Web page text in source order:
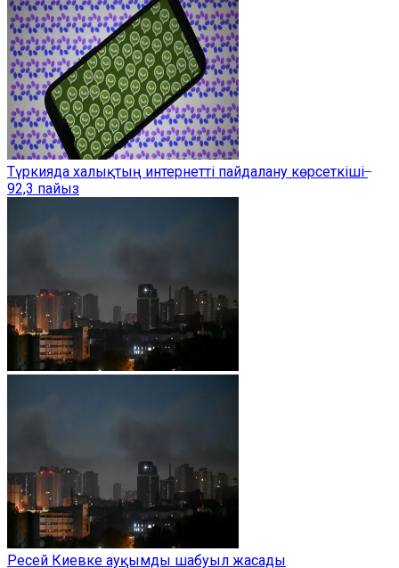
Түркияда халықтың интернетті пайдалану көрсеткіші ̶
92,3 пайыз
Ресей Киевке ауқымды шабуыл жасады